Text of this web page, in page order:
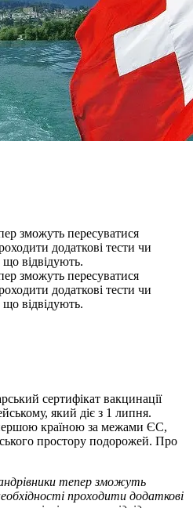
зможуть пересуватися
додаткові тести чи
відвідують.
зможуть пересуватися
додаткові тести чи
відвідують.
сертифікат вакцинації
який діє з 1 липня.
країною за межами ЄС,
простору подорожей. Про
тепер зможуть
проходити додаткові